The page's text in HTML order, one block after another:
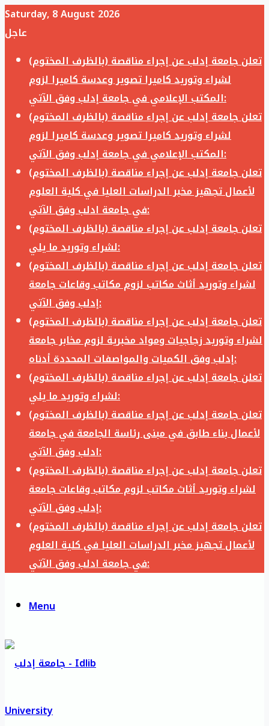
Saturday, 8 August 2026
عاجل
تعلن جامعة إدلب عن إجراء مناقصة (بالظرف المختوم)
لشراء وتوريد كاميرا تصوير وعدسة كاميرا لزوم
المكتب الإعلامي في جامعة إدلب وفق الآتي:
تعلن جامعة إدلب عن إجراء مناقصة (بالظرف المختوم)
لشراء وتوريد كاميرا تصوير وعدسة كاميرا لزوم
المكتب الإعلامي في جامعة إدلب وفق الآتي:
تعلن جامعة إدلب عن إجراء مناقصة (بالظرف المختوم)
لأعمال تجهيز مخبر الدراسات العليا في كلية العلوم
في جامعة ادلب وفق الآتي:
تعلن جامعة إدلب عن إجراء مناقصة (بالظرف المختوم)
لشراء وتوريد ما يلي:
تعلن جامعة إدلب عن إجراء مناقصة (بالظرف المختوم)
لشراء وتوريد أثاث مكاتب لزوم مكاتب وقاعات جامعة
إدلب وفق الآتي:
تعلن جامعة إدلب عن إجراء مناقصة (بالظرف المختوم)
لشراء وتوريد زجاجيات ومواد مخبرية لزوم مخابر جامعة
إدلب وفق الكميات والمواصفات المحددة أدناه:
تعلن جامعة إدلب عن إجراء مناقصة (بالظرف المختوم)
لشراء وتوريد ما يلي:
تعلن جامعة إدلب عن إجراء مناقصة (بالظرف المختوم)
لأعمال بناء طابق في مبنى رئاسة الجامعة في جامعة
ادلب وفق الآتي:
تعلن جامعة إدلب عن إجراء مناقصة (بالظرف المختوم)
لشراء وتوريد أثاث مكاتب لزوم مكاتب وقاعات جامعة
إدلب وفق الآتي:
تعلن جامعة إدلب عن إجراء مناقصة (بالظرف المختوم)
لأعمال تجهيز مخبر الدراسات العليا في كلية العلوم
في جامعة ادلب وفق الآتي:
Menu